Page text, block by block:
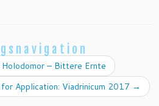
Holodomor – Bittere Ernte
Application: Viadrinicum 2017 →